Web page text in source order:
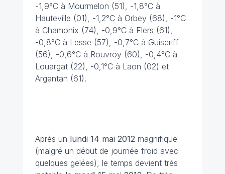
-1,9°C à Mourmelon (51), -1,8°C à
Hauteville (01), -1,2°C à Orbey (68), -1°C
à Chamonix (74), -0,9°C à Flers (61),
-0,8°C à Lesse (57), -0,7°C à Guiscriff
(56), -0,6°C à Rouvroy (60), -0,4°C à
Louargat (22), -0,1°C à Laon (02) et
Argentan (61).
Après un lundi 14 mai 2012 magnifique
(malgré un début de journée froid avec
quelques gelées), le temps devient très